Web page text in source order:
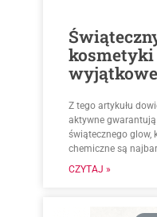
kosmetyki
Z tego artykułu
aktywne
świątecznego glow,
chemiczne są
CZYTAJ »